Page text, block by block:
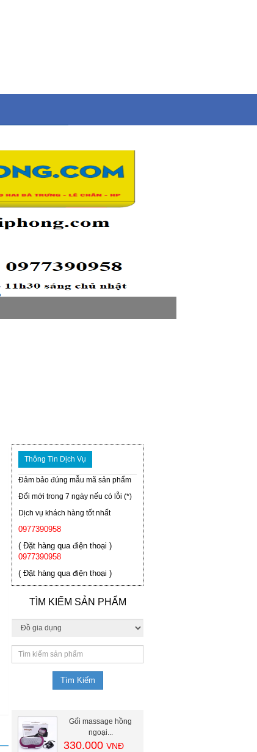
Thông Tin Dịch Vụ
Đảm bảo đúng mẫu mã sản phẩm
Đổi mới trong 7 ngày nếu có lỗi (*)
Dịch vụ khách hàng tốt nhất
0977390958
( Đặt hàng qua điện thoại )
0977390958
( Đặt hàng qua điện thoại )
TÌM KIẾM SẢN PHẨM
Gối massage hồng
ngoại...
330.000VNĐ